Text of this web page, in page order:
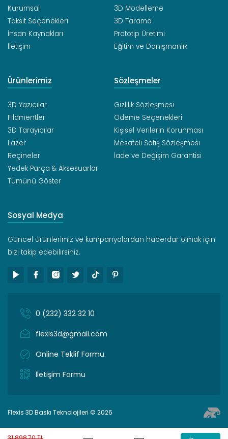
Kurumsal
Taksit Seçenekleri
İnsan Kaynakları
İletişim
3D Modelleme
3D Tarama
Prototip Üretimi
Eğitim ve Danışmanlık
Ürünlerimiz
3D Yazıcılar
Filamentler
3D Tarayıcılar
Lazer
Reçineler
Yedek Parça & Aksesuarlar
Tümünü Göster
Sözleşmeler
Gizlilik Sözleşmesi
Ödeme Seçenekleri
Kişisel Verilerin Korunması
Mesafeli Satış Sözleşmesi
İade ve Değişim Garantisi
Sosyal Medya
Güncel ürünlerimiz ve kampanyalardan haberdar olmak için
bizi takip edebilirsiniz.
0 (232) 332 32 10
flexis3d@gmail.com
Online Teklif Formu
İletişim Formu
Flexis 3D Baskı Teknolojileri © 2026